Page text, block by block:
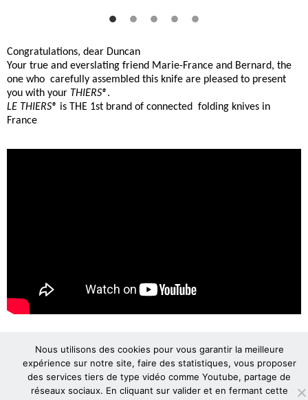
Congratulations, dear Duncan
Your true and everslating friend Marie-France and Bernard, the
one who carefully assembled this knife are pleased to present
you with your THIERS®.
LE THIERS® is THE 1st brand of connected folding knives in
France
Confrérie du Couté de Tié - 1 rue Durolle - BP 02 - 63301 THIERS
cedex - Tél : 04 73 80 39 43 - Fax : 04.73.53.91.17
GÉRER MES COOKIES MENTIONS LÉGALES
Nous utilisons des cookies pour vous garantir la meilleure
expérience sur notre site, faire des statistiques, vous proposer
des services tiers de type vidéo comme Youtube, partage de
réseaux sociaux. En cliquant sur valider et en fermant cette